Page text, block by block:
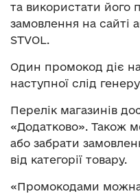
та використати його
замовлення на сайті
STVOL.
Один промокод діє
наступної слід
Перелік магазинів
«Додатково». Також
або забрати
від категорії товару.
«Промокодами